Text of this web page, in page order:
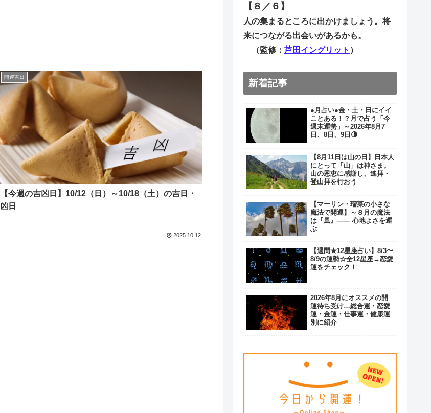
開運吉日
【今週の吉凶日】10/12（日）～10/18（土）の吉日・
凶日
2025.10.12
【８／６ 】
人の集まるところに出かけましょう。将
来につながる出会いがあるかも。
（監修： 芦田イングリット ）
新着記事
●月占い●金・土・日にイイ
ことある！？月で占う「今
週末運勢」～2026年8月7
日、8日、9日🌗
【8月11日は山の日】日本人
にとって「山」は神さま。
山の恩恵に感謝し、遙拝・
登山拝を行おう
【マーリン・瑠菜の小さな
魔法で開運】～８月の魔法
は『風』―― 心地よさを運
ぶ
【週間★12星座占い】8/3〜
8/9の運勢☆全12星座→恋愛
運をチェック！
2026年8月にオススメの開
運待ち受け…総合運・恋愛
運・金運・仕事運・健康運
別に紹介